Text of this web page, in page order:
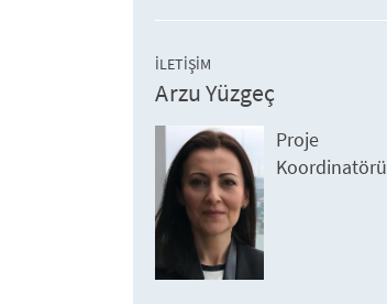
İLETIŞIM
Arzu Yüzgeç
Proje
Koordinatörü